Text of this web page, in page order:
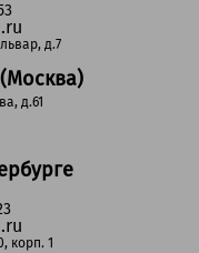
д.7
д.61
корп. 1